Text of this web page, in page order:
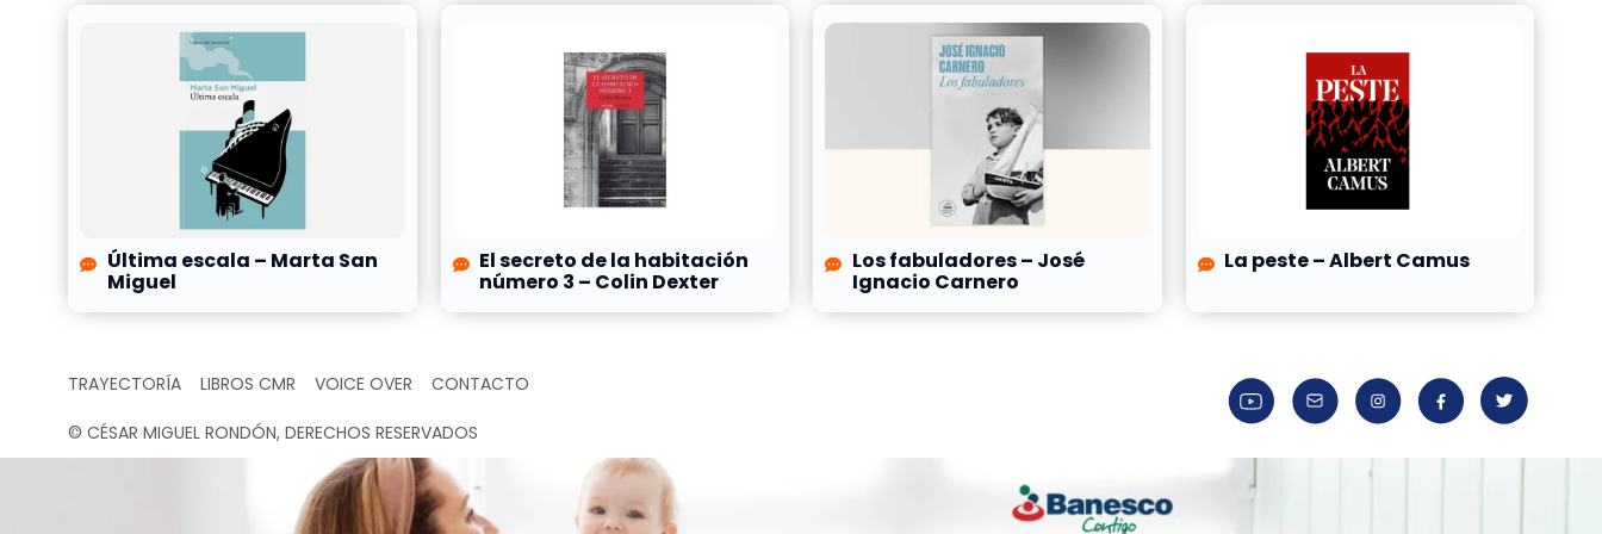
Última escala – Marta San
Miguel
El secreto de la habitación
número 3 – Colin Dexter
Los fabuladores – José
Ignacio Carnero
La peste – Albert Camus
TRAYECTORÍA LIBROS CMR VOICE OVER CONTACTO
© CÉSAR MIGUEL RONDÓN, DERECHOS RESERVADOS